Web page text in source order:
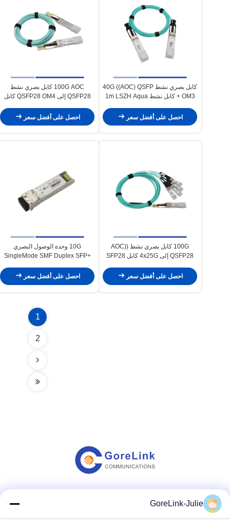
كابل بصري نشط 40G ((AOC) QSFP
+ OM3 كابل نشط 1m LSZH Aqua
احصل على أفضل سعر
100G AOC كابل بصري نشط
QSFP28 إلى QSFP28 OM4 كابل
احصل على أفضل سعر
100G كابل بصري نشط (AOC)
QSFP28 إلى 4x25G كابل SFP28
احصل على أفضل سعر
10G وحدة الوصول البصري
SingleMode SMF Duplex SFP+
احصل على أفضل سعر
1
2
وسائل التواصل الاجتماعيGoreLink-Julie